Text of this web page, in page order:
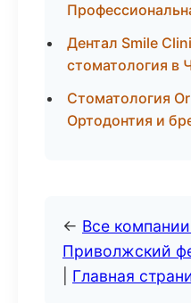
Дентал Smile
стоматология в
Стоматология
Ортодонтия и
← Все
Приволжский
Главная